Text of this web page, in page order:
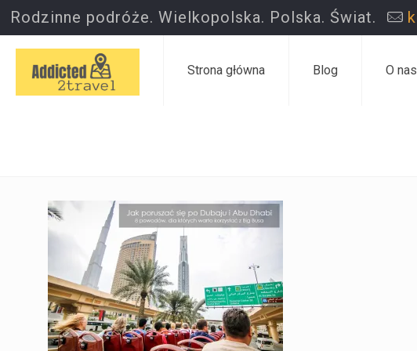
Rodzinne podróże. Wielkopolska. Polska. Świat.
Strona główna Blog O nas